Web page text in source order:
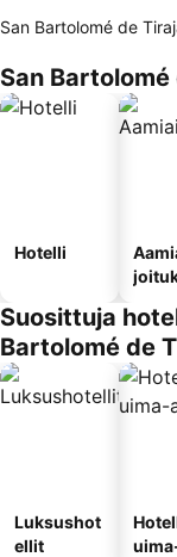
San Bartolomé de
San
Hotelli
Suosittuja
Bartolomé de
Luksushot
ellit